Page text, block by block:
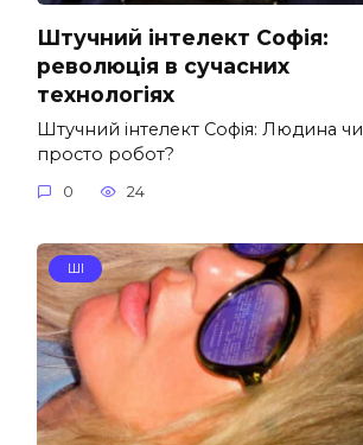
Штучний інтелект Софія:
революція в сучасних
технологіях
Штучний інтелект Софія: Людина чи
просто робот?
0 24
ШІ